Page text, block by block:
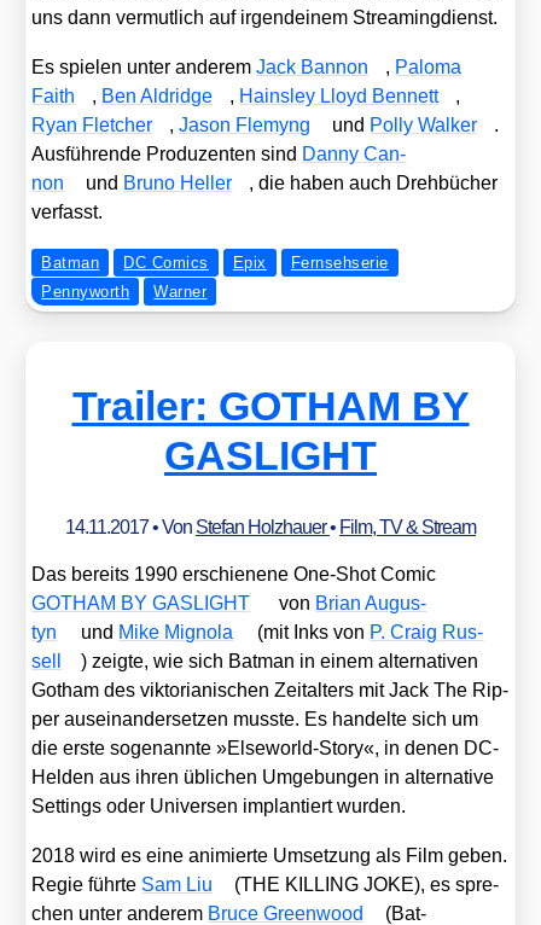
uns dann ver­mut­lich auf irgend­ei­nem Strea­ming­dienst.
Es spie­len unter ande­remJack Ban­non , Palo­ma
Faith
, Ben Aldridge , Hains­ley Lloyd Ben­nett
,
Ryan Flet­cher
,Jason Fle­myng und Pol­ly Wal­ker
.
Aus­füh­ren­de Pro­du­zen­ten sind Dan­ny Can­
non
und Bru­no Hel­ler
, die haben auch Dreh­bü­cher
ver­fasst.
Batman DC Comics Epix
Fernsehserie
Pennyworth
Warner
Trailer: GOTHAM BY
GASLIGHT
14.11.2017• Von Stefan Holzhauer• Film, TV & Stream
Das bereits 1990 erschie­ne­ne One-Shot Comic
GOTHAM BY GASLIGHT
von Bri­an Augus­
tyn
und Mike Migno­la (mit Inks von P. Craig Rus­
sell
) zeig­te, wie sich Bat­man in einem alter­na­ti­ven
Got­ham des vik­to­ria­ni­schen Zeit­al­ters mit Jack The Rip­
per aus­ein­an­der­set­zen muss­te. Es han­del­te sich um
die ers­te soge­nann­te »Else­world-Sto­ry«, in denen DC-
Hel­den aus ihren übli­chen Umge­bun­gen in alter­na­ti­ve
Set­tings oder Uni­ver­sen implan­tiert wur­den.
2018 wird es eine ani­mier­te Umset­zung als Film geben.
Regie führ­te Sam Liu
(THE KILLING JOKE), es spre­
chen unter ande­rem Bruce Green­wood
(Bat­